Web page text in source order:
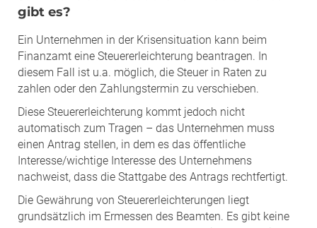
gibt es?
Ein Unternehmen in der Krisensituation kann beim
Finanzamt eine Steuererleichterung beantragen. In
diesem Fall ist u.a. möglich, die Steuer in Raten zu
zahlen oder den Zahlungstermin zu verschieben.
Diese Steuererleichterung kommt jedoch nicht
automatisch zum Tragen – das Unternehmen muss
einen Antrag stellen, in dem es das öffentliche
Interesse/wichtige Interesse des Unternehmens
nachweist, dass die Stattgabe des Antrags rechtfertigt.
Die Gewährung von Steuererleichterungen liegt
grundsätzlich im Ermessen des Beamten. Es gibt keine